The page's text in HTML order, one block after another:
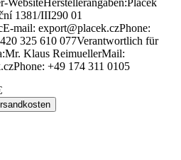
1381/III290 01
mail: export@placek.czPhone:
325 610 077Verantwortlich für
Klaus ReimuellerMail:
+49 174 311 0105